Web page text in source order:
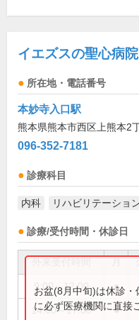
イエズスの聖心病院
所在地・電話番号
本妙寺入口駅
熊本県熊本市西区上熊本2
096-352-7181
診療科目
内科 リハビリテーショ
診療/受付時間・休診日
9:00～12:00 ●
14:00～17:00 ●
お盆(8月中旬)は休診
に必ず医療機関に直接